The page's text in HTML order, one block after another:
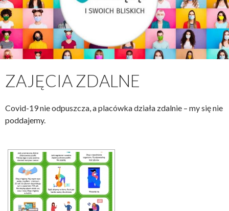
ZAJĘCIA ZDALNE
Covid-19 nie odpuszcza, a placówka działa zdalnie – my się nie
poddajemy.